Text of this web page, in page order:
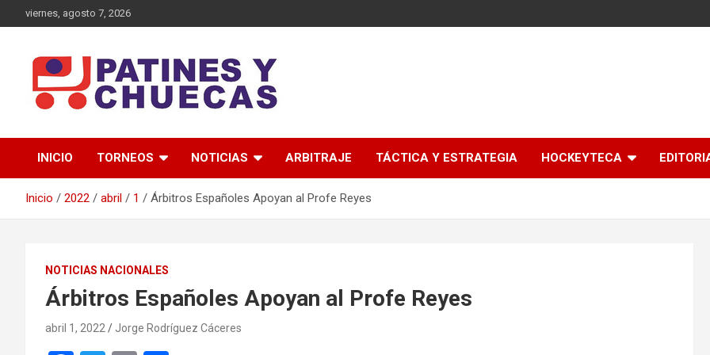
al
viernes, agosto 7, 2026
Patines y Chuecas
INICIO TORNEOS NOTICIAS ARBITRAJE TÁCTICA Y ESTRATEGIA HOCKEYTECA
Inicio 2022 abril 1 Árbitros Españoles Apoyan al Profe Reyes
NOTICIAS NACIONALES
Árbitros Españoles Apoyan al Profe Reyes
abril 1, 2022 Jorge Rodríguez Cáceres